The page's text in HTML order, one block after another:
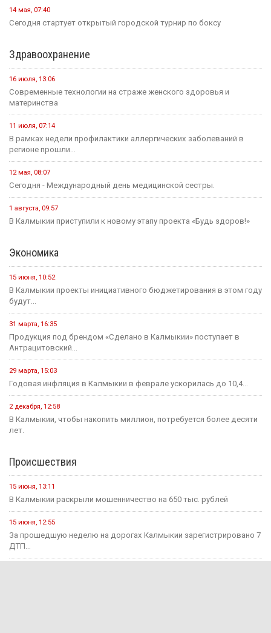
14 мая, 07:40
Сегодня стартует открытый городской турнир по боксу
Здравоохранение
16 июля, 13:06
Современные технологии на страже женского здоровья и
материнства
11 июля, 07:14
В рамках недели профилактики аллергических заболеваний в
регионе прошли...
12 мая, 08:07
Сегодня - Международный день медицинской сестры.
1 августа, 09:57
В Калмыкии приступили к новому этапу проекта «Будь здоров!»
Экономика
15 июня, 10:52
В Калмыкии проекты инициативного бюджетирования в этом году
будут...
31 марта, 16:35
Продукция под брендом «Сделано в Калмыкии» поступает в
Антрацитовский...
29 марта, 15:03
Годовая инфляция в Калмыкии в феврале ускорилась до 10,4...
2 декабря, 12:58
В Калмыкии, чтобы накопить миллион, потребуется более десяти
лет.
Происшествия
15 июня, 13:11
В Калмыкии раскрыли мошенничество на 650 тыс. рублей
15 июня, 12:55
За прошедшую неделю на дорогах Калмыкии зарегистрировано 7
ДТП...